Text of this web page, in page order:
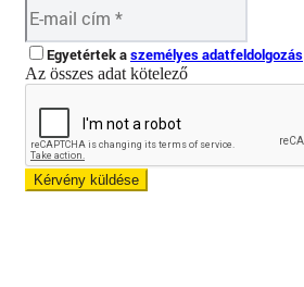
Egyetértek aszemélyes adatfeldolgozás
Az összes adat kötelező
Kérvény küldése